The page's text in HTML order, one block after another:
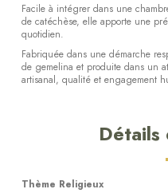
Facile à intégrer dans une
de catéchèse, elle apporte une
quotidien.
Fabriquée dans une démarche
de gemelina et produite dans un
artisanal, qualité et engagement
Thème Religieux